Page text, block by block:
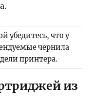
убедитесь, что у
чернила
принтера.
из